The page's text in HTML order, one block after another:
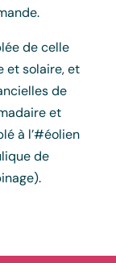
de celle
et solaire, et
de
et
à l’#éolien
de